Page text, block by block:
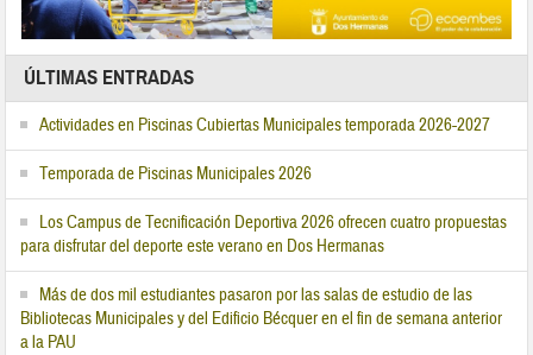
ÚLTIMAS ENTRADAS
Actividades en Piscinas Cubiertas Municipales temporada 2026-2027
Temporada de Piscinas Municipales 2026
Los Campus de Tecnificación Deportiva 2026 ofrecen cuatro propuestas
para disfrutar del deporte este verano en Dos Hermanas
Más de dos mil estudiantes pasaron por las salas de estudio de las
Bibliotecas Municipales y del Edificio Bécquer en el fin de semana anterior
a la PAU